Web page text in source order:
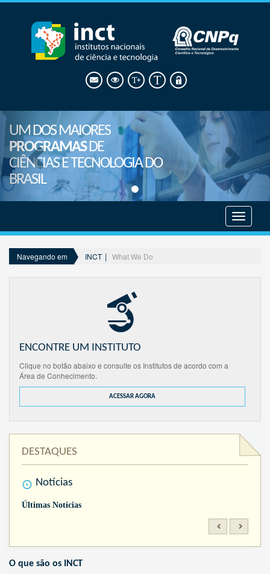
UM DOS MAIORES
PROGRAMASDE
CIÊNCIAS E TECNOLOGIA DO
BRASIL
menu
Navegando em INCT What We Do
ENCONTRE UM INSTITUTO
Clique no botão abaixo e consulte os Institutos de acordo com a
Área de Conhecimento.
ACESSAR AGORA
DESTAQUES
Notícias
Últimas Notícias
O que são os INCT